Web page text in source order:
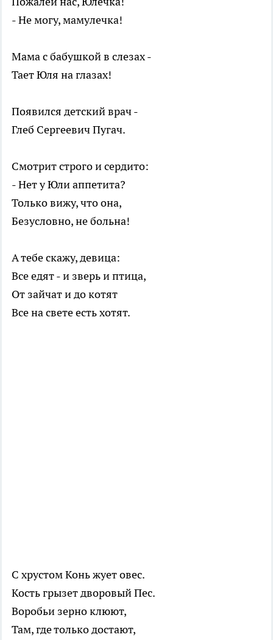
- Не могу, мамулечка!
Мама с бабушкой в слезах -
Тает Юля на глазах!
Появился детский врач -
Глеб Сергеевич Пугач.
Смотрит строго и сердито:
- Нет у Юли аппетита?
Только вижу, что она,
Безусловно, не больна!
А тебе скажу, девица:
Все едят - и зверь и птица,
От зайчат и до котят
Все на свете есть хотят.
С хрустом Конь жует овес.
Кость грызет дворовый Пес.
Воробьи зерно клюют,
Там, где только достают,